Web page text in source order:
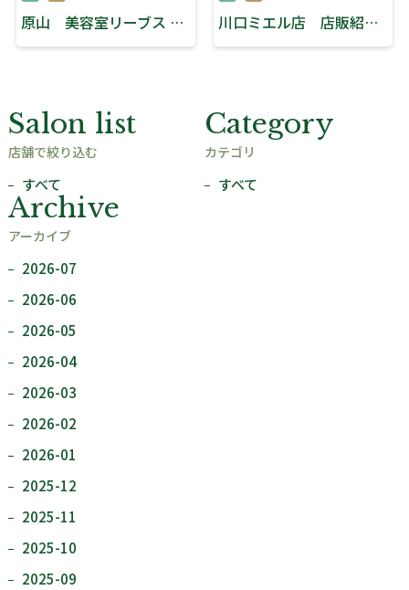
Salon list
店舗で絞り込む
すべて
Category
カテゴリ
すべて
Archive
アーカイブ
2026-07
2026-06
2026-05
2026-04
2026-03
2026-02
2026-01
2025-12
2025-11
2025-10
2025-09
原山 美容室リーブス （消毒スプレープレゼントについて） 川口ミエル店 店販紹介！